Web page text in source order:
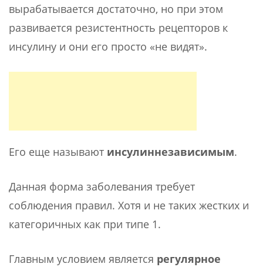
вырабатывается достаточно, но при этом
развивается резистентность рецепторов к
инсулину и они его просто «не видят».
Его еще называют инсулиннезависимым.
Данная форма заболевания требует
соблюдения правил. Хотя и не таких жестких и
категоричных как при типе 1.
Главным условием является регулярное